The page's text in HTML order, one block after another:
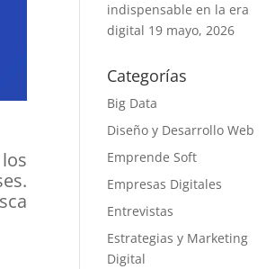
indispensable en la era
digital 19 mayo, 2026
Categorías
Big Data
Diseño y Desarrollo Web
Emprende Soft
Empresas Digitales
Entrevistas
Estrategias y Marketing
Digital